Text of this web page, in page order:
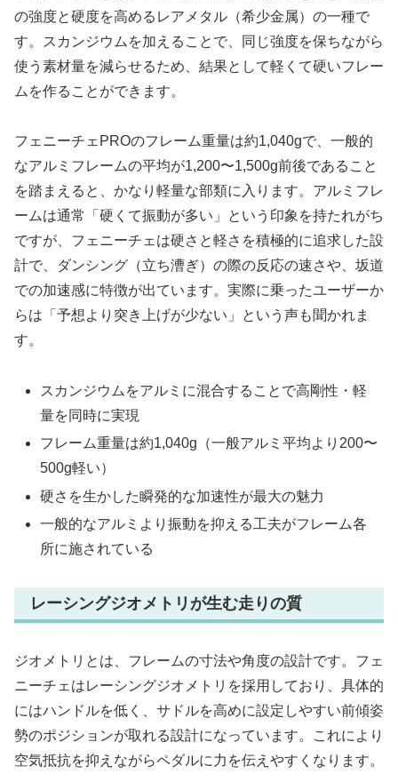
の強度と硬度を高めるレアメタル（希少金属）の一種で
す。スカンジウムを加えることで、同じ強度を保ちながら
使う素材量を減らせるため、結果として軽くて硬いフレー
ムを作ることができます。
フェニーチェPROのフレーム重量は約1,040gで、一般的
なアルミフレームの平均が1,200〜1,500g前後であること
を踏まえると、かなり軽量な部類に入ります。アルミフレ
ームは通常「硬くて振動が多い」という印象を持たれがち
ですが、フェニーチェは硬さと軽さを積極的に追求した設
計で、ダンシング（立ち漕ぎ）の際の反応の速さや、坂道
での加速感に特徴が出ています。実際に乗ったユーザーか
らは「予想より突き上げが少ない」という声も聞かれま
す。
スカンジウムをアルミに混合することで高剛性・軽
量を同時に実現
フレーム重量は約1,040g（一般アルミ平均より200〜
500g軽い）
硬さを生かした瞬発的な加速性が最大の魅力
一般的なアルミより振動を抑える工夫がフレーム各
所に施されている
レーシングジオメトリが生む走りの質
ジオメトリとは、フレームの寸法や角度の設計です。フェ
ニーチェはレーシングジオメトリを採用しており、具体的
にはハンドルを低く、サドルを高めに設定しやすい前傾姿
勢のポジションが取れる設計になっています。これにより
空気抵抗を抑えながらペダルに力を伝えやすくなります。